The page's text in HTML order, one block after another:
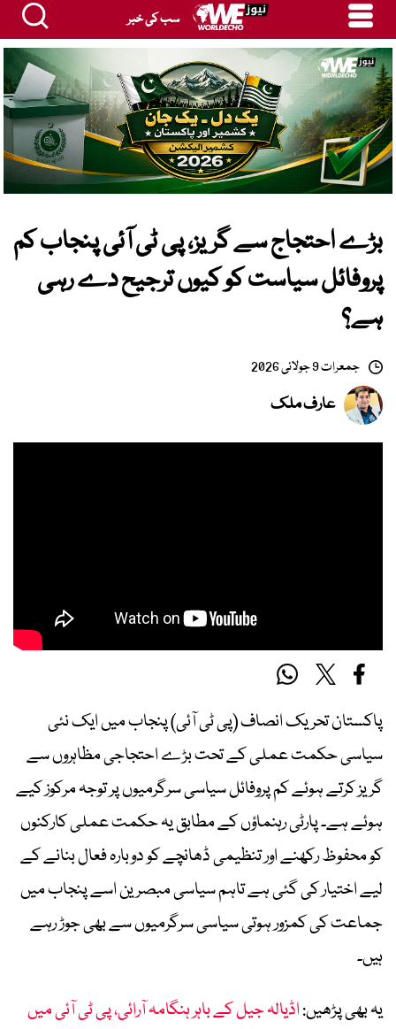
سب کی خبر
بڑے احتجاج سے گریز، پی ٹی آئی پنجاب کم
پروفائل سیاست کو کیوں ترجیح دے رہی
ہے؟
جمعرات 9 جولائی 2026
عارف ملک
پاکستان تحریک انصاف (پی ٹی آئی) پنجاب میں ایک نئی
سیاسی حکمت عملی کے تحت بڑے احتجاجی مظاہروں سے
گریز کرتے ہوئے کم پروفائل سیاسی سرگرمیوں پر توجہ مرکوز کیے
ہوئے ہے۔ پارٹی رہنماؤں کے مطابق یہ حکمت عملی کارکنوں
کو محفوظ رکھنے اور تنظیمی ڈھانچے کو دوبارہ فعال بنانے کے
لیے اختیار کی گئی ہے تاہم سیاسی مبصرین اسے پنجاب میں
جماعت کی کمزور ہوتی سیاسی سرگرمیوں سے بھی جوڑ رہے
ہیں۔
یہ بھی پڑھیں:اڈیالہ جیل کے باہر ہنگامہ آرائی، پی ٹی آئی میں